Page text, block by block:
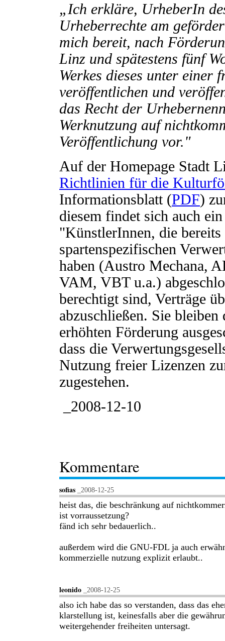
„Ich erkläre, UrheberIn
Urheberrechte am
mich bereit, nach
Linz und spätestens fünf
Werkes dieses unter einer
veröffentlichen und
das Recht der
Werknutzung auf
Veröffentlichung vor."
Auf der Homepage Stadt
Richtlinien für die
Informationsblatt (PDF)
diesem findet sich auch
"KünstlerInnen, die
spartenspezifischen
haben (Austro Mechana,
VAM, VBT u.a.)
berechtigt sind, Verträge
abzuschließen. Sie
erhöhten Förderung
dass die
Nutzung freier Lizenzen
zugestehen.
_2008-12-10
Kommentare
sofias _2008-12-25
heist das, die beschränkung auf
ist vorraussetzung?
fänd ich sehr bedauerlich..
außerdem wird die GNU-FDL ja auch
kommerzielle nutzung explizit erlaubt..
leonido _2008-12-25
also ich habe das so verstanden, dass das
klarstellung ist, keinesfalls aber die
weitergehender freiheiten untersagt.